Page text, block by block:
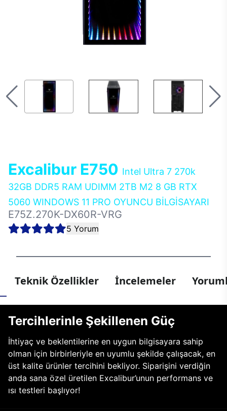
Excalibur E750 Intel Ultra 7 270k
32GB DDR5 RAM UDIMM 2TB M2 8 GB RTX
5060 WINDOWS 11 PRO OYUNCU BİLGİSAYARI
E75Z.270K-DX60R-VRG
5 Yorum
Teknik Özellikler İncelemeler
Tercihlerinle Şekillenen Güç
İhtiyaç ve beklentilerine en uygun bilgisayara sahip
olman için birbirleriyle en uyumlu şekilde çalışacak, en
üst kalite ürünler tercihini bekliyor. Siparişini verdiğin
anda sana özel üretilen Excalibur’unun performans ve
ısı testleri başlıyor!